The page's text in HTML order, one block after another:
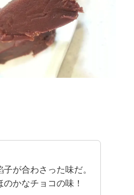
が合わさった味だ。
かなチョコの味！